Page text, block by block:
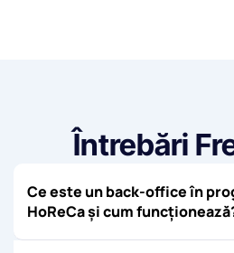
Întrebări
Ce este un back-office în
HoReCa și cum